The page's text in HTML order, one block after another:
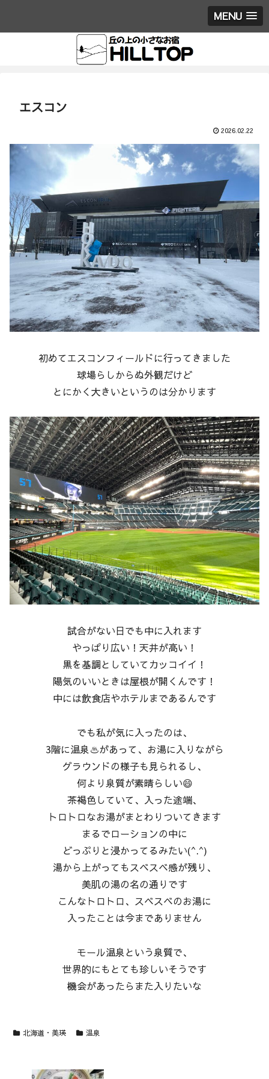
MENU
エスコン
2026.02.22
初めてエスコンフィールドに行ってきました
球場らしからぬ外観だけど
とにかく大きいというのは分かります
試合がない日でも中に入れます
やっぱり広い！天井が高い！
黒を基調としていてカッコイイ！
陽気のいいときは屋根が開くんです！
中には飲食店やホテルまであるんです
でも私が気に入ったのは、
3階に温泉♨があって、お湯に入りながら
グラウンドの様子も見られるし、
何より泉質が素晴らしい😄
茶褐色していて、入った途端、
トロトロなお湯がまとわりついてきます
まるでローションの中に
どっぷりと浸かってるみたい(^.^)
湯から上がってもスベスベ感が残り、
美肌の湯の名の通りです
こんなトロトロ、スベスベのお湯に
入ったことは今までありません
モール温泉という泉質で、
世界的にもとても珍しいそうです
機会があったらまた入りたいな
北海道・美瑛 温泉